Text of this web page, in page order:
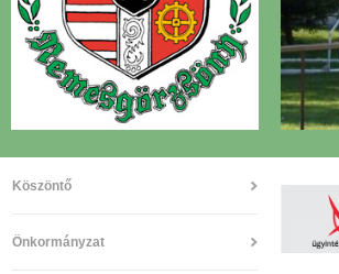
Köszöntő
Önkormányzat